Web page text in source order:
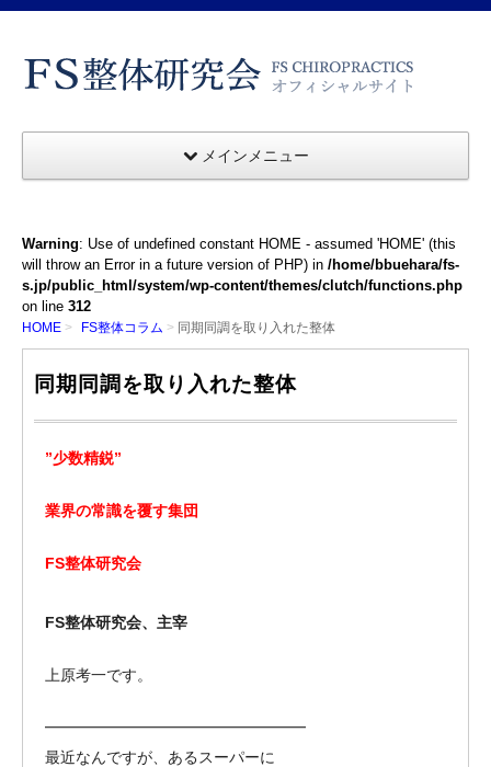
メインメニュー
Warning: Use of undefined constant HOME - assumed 'HOME' (this
will throw an Error in a future version of PHP) in /home/bbuehara/fs-
s.jp/public_html/system/wp-content/themes/clutch/functions.php
on line 312
HOME FS整体コラム 同期同調を取り入れた整体
同期同調を取り入れた整体
”少数精鋭”
業界の常識を覆す集団
FS整体研究会
FS整体研究会、主宰
上原考一です。
━━━━━━━━━━━━━━━━━
最近なんですが、あるスーパーに